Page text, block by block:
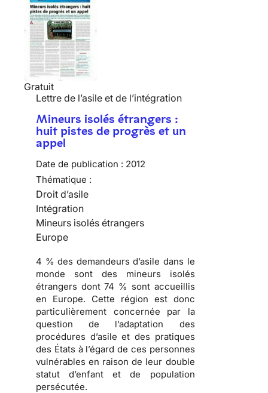
Gratuit
Lettre de l’asile et de l’intégration
Mineurs isolés étrangers :
huit pistes de progrès et un
appel
Date de publication : 2012
Thématique :
Droit d’asile
Intégration
Mineurs isolés étrangers
Europe
4 % des demandeurs d’asile dans le
monde sont des mineurs isolés
étrangers dont 74 % sont accueillis
en Europe. Cette région est donc
particulièrement concernée par la
question de l’adaptation des
procédures d’asile et des pratiques
des États à l’égard de ces personnes
vulnérables en raison de leur double
statut d’enfant et de population
persécutée.